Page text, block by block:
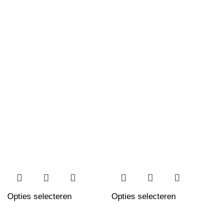
Opties selecteren
Opties selecteren